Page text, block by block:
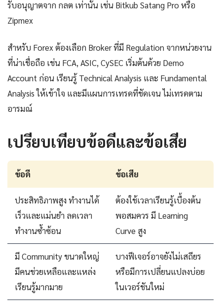
รับอนุญาตจาก กลต เท่านั้น เช่น Bitkub Satang Pro หรือ
Zipmex
สำหรับ Forex ต้องเลือก Broker ที่มี Regulation จากหน่วยงาน
ที่น่าเชื่อถือ เช่น FCA, ASIC, CySEC เริ่มต้นด้วย Demo
Account ก่อน เรียนรู้ Technical Analysis และ Fundamental
Analysis ให้เข้าใจ และมีแผนการเทรดที่ชัดเจน ไม่เทรดตาม
อารมณ์
เปรียบเทียบข้อดีและข้อเสีย
ข้อดี ข้อเสีย
ประสิทธิภาพสูง ทำงานได้
เร็วและแม่นยำ ลดเวลา
ทำงานซ้ำซ้อน
ต้องใช้เวลาเรียนรู้เบื้องต้น
พอสมควร มี Learning
Curve สูง
มี Community ขนาดใหญ่
มีคนช่วยเหลือและแหล่ง
เรียนรู้มากมาย
บางฟีเจอร์อาจยังไม่เสถียร
หรือมีการเปลี่ยนแปลงบ่อย
ในเวอร์ชันใหม่